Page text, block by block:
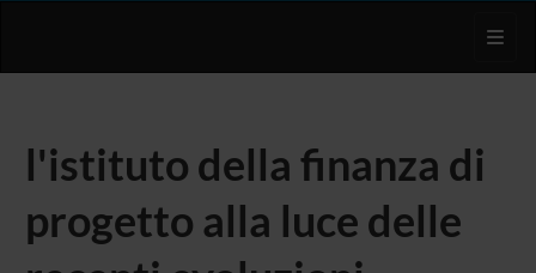
l'istituto della finanza di
progetto alla luce delle